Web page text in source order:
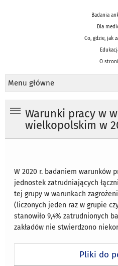
Badania
Dla
Co, gdzie, jak
O
Menu główne
Warunki pracy w
wielkopolskim w
W 2020 r. badaniem warunków
jednostek zatrudniających
tej grupy w warunkach
(liczonych jeden raz w grupie
stanowiło 9,4% zatrudnionych
zakładów nie stwierdzono
Pliki do